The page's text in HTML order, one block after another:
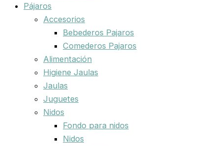
Pájaros
Accesorios
Bebederos Pajaros
Comederos Pajaros
Alimentación
Higiene Jaulas
Jaulas
Juguetes
Nidos
Fondo para nidos
Nidos